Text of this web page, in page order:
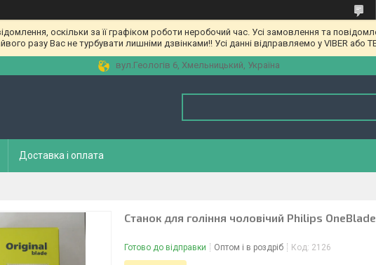
оскільки за її графіком роботи неробочий час. Усі замовлення та
разу Вас не турбувати лишніми дзвінками!! Усі данні відправляемо у VIBER або
вул.Геологів 6, Хмельницький, Україна
Доставка і оплата
Станок для гоління чоловічий Philips
Готово до відправки Оптом і в роздріб Код: 2126